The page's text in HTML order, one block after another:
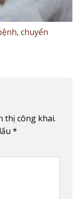
chuyển
thị công khai.
*